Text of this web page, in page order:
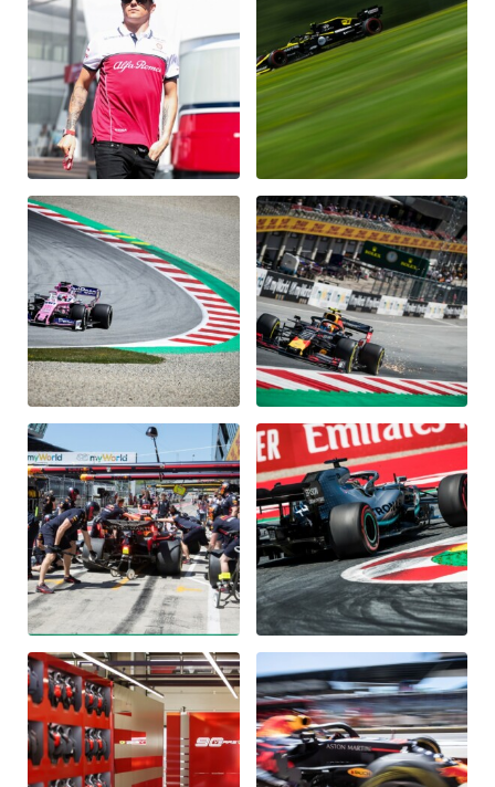
Business
Glossar
Alle anzeigen